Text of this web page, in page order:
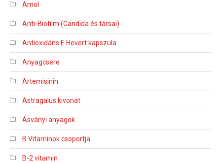
Amol
Anti-Biofilm (Candida és társai)
Antioxidáns E Hevert kapszula
Anyagcsere
Artemisinin
Astragalus kivonat
Ásványi anyagok
B Vitaminok csoportja
B-2 vitamin